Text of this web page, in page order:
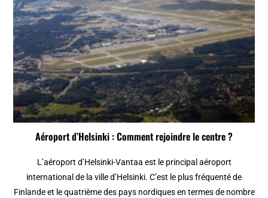
Aéroport d’Helsinki : Comment rejoindre le centre ?
L’aéroport d’Helsinki-Vantaa est le principal aéroport
international de la ville d’Helsinki. C’est le plus fréquenté de
Finlande et le quatrième des pays nordiques en termes de nombre